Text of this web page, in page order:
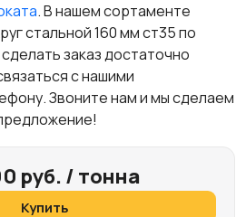
. В нашем сортаменте
стальной 160 мм ст35 по
заказ достаточно
с нашими
Звоните нам и мы сделаем
руб. / тонна
Купить